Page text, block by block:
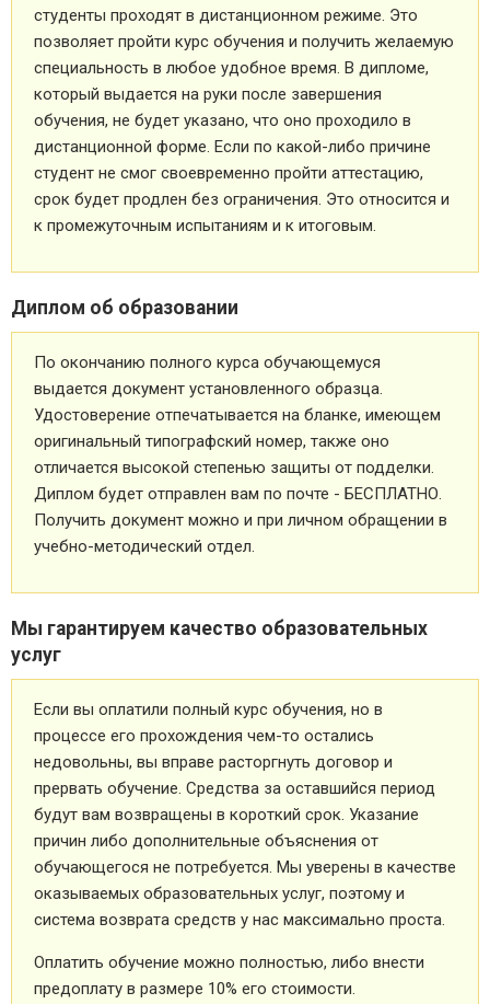
студенты проходят в дистанционном режиме. Это
позволяет пройти курс обучения и получить желаемую
специальность в любое удобное время. В дипломе,
который выдается на руки после завершения
обучения, не будет указано, что оно проходило в
дистанционной форме. Если по какой-либо причине
студент не смог своевременно пройти аттестацию,
срок будет продлен без ограничения. Это относится и
к промежуточным испытаниям и к итоговым.
Диплом об образовании
По окончанию полного курса обучающемуся
выдается документ установленного образца.
Удостоверение отпечатывается на бланке, имеющем
оригинальный типографский номер, также оно
отличается высокой степенью защиты от подделки.
Диплом будет отправлен вам по почте - БЕСПЛАТНО.
Получить документ можно и при личном обращении в
учебно-методический отдел.
Мы гарантируем качество образовательных
услуг
Если вы оплатили полный курс обучения, но в
процессе его прохождения чем-то остались
недовольны, вы вправе расторгнуть договор и
прервать обучение. Средства за оставшийся период
будут вам возвращены в короткий срок. Указание
причин либо дополнительные объяснения от
обучающегося не потребуется. Мы уверены в качестве
оказываемых образовательных услуг, поэтому и
система возврата средств у нас максимально проста.
Оплатить обучение можно полностью, либо внести
предоплату в размере 10% его стоимости.